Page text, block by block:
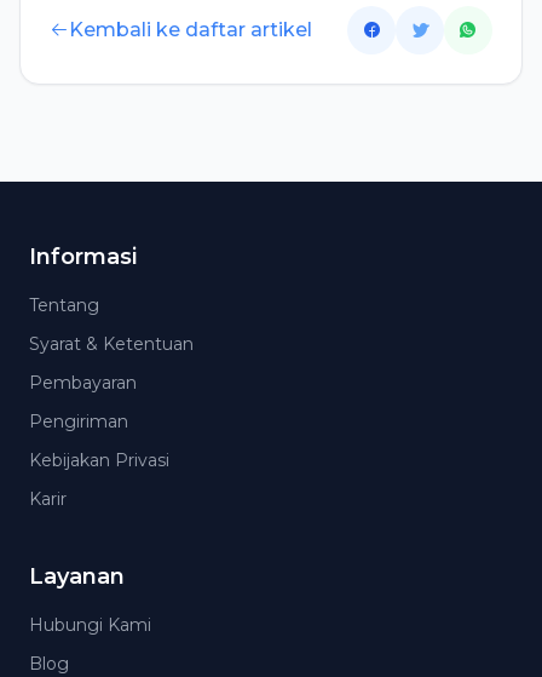
Kembali ke daftar artikel
Informasi
Tentang
Syarat & Ketentuan
Pembayaran
Pengiriman
Kebijakan Privasi
Karir
Layanan
Hubungi Kami
Blog